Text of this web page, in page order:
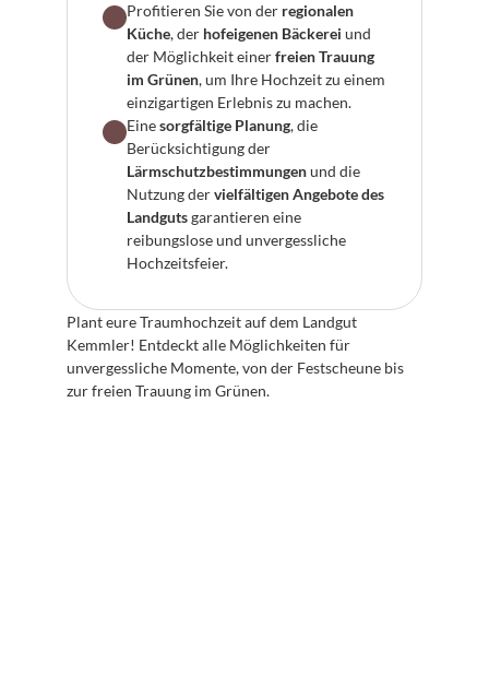
Profitieren Sie von der regionalen
Küche, der hofeigenen Bäckerei und
der Möglichkeit einer freien Trauung
im Grünen, um Ihre Hochzeit zu einem
einzigartigen Erlebnis zu machen.
Eine sorgfältige Planung, die
Lärmschutzbestimmungen und die
Nutzung der vielfältigen Angebote des
Landguts garantieren eine
reibungslose und unvergessliche
Hochzeitsfeier.
Plant eure Traumhochzeit auf dem Landgut
Kemmler! Entdeckt alle Möglichkeiten für
unvergessliche Momente, von der Festscheune bis
zur freien Trauung im Grünen.